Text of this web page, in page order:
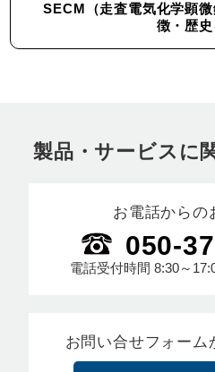
SECM（走査電気化学顕
徴・歴史
製品・サービスに
お電話からの
050-
電話受付時間 8:30～
お問い合せフォーム